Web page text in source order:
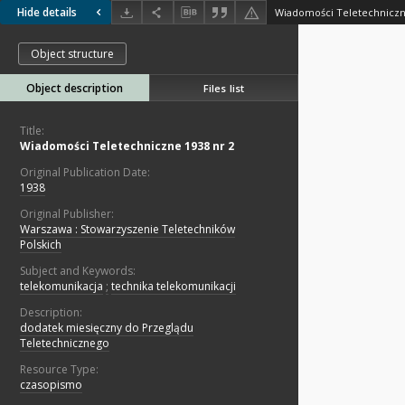
Hide details Wiadomości
Object structure
Object description Files list
Title:
Wiadomości Teletechniczne 1938 nr 2
Original Publication Date:
1938
Original Publisher:
Warszawa : Stowarzyszenie Teletechników
Polskich
Subject and Keywords:
telekomunikacja ; technika telekomunikacji
Description:
dodatek miesięczny do Przeglądu
Teletechnicznego
Resource Type:
czasopismo